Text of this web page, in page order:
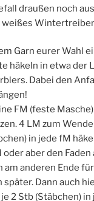
draußen noch
Garn eurer Wahl
häkeln in etwa der
Dabei den
FM (feste
4 LM zum
in jede fM
aber den Faden
am anderen Ende
Dann auch
2 Stb (Stäbchen) in